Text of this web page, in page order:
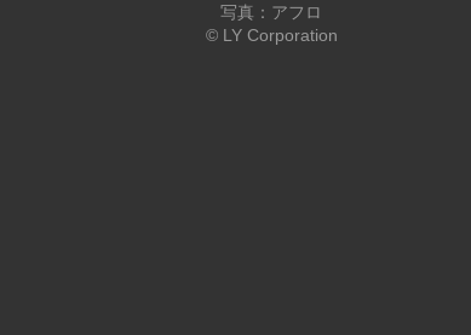
写真：アフロ
© LY Corporation